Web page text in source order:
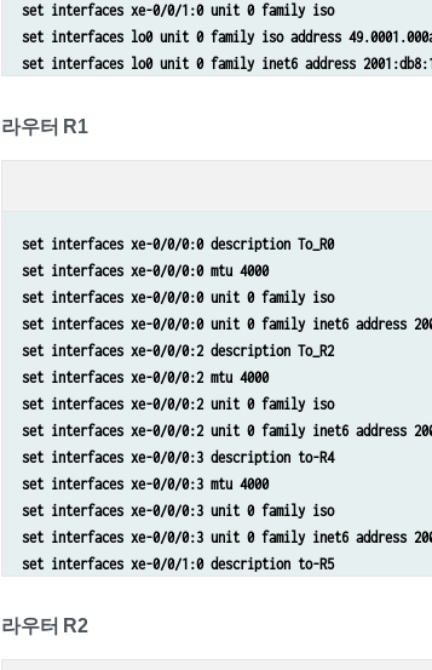
set interfaces xe-0/0/1:0 unit 0 family iso
set interfaces lo0 unit 0 family iso address
set interfaces lo0 unit 0 family inet6 address
set routing-options source-packet-routing srv6 locator
set policy-options policy-statement CE1_v4 term 1 then
set policy-options policy-statement CE1_v4 term 1 then
set routing-options autonomous-system 65550
set protocols bgp group to-R2RRv6 type internal
set protocols bgp group to-R2RRv6 export CE1_v4
set protocols bgp group to-R2RRv6 local-address
set protocols bgp group to-R2RRv6 neighbor
set protocols isis interface xe-0/0/0:0.0 level 2 srv6-
set protocols isis interface xe-0/0/0:0.0 node-link-
set protocols isis interface xe-0/0/0:0.0 point-to-point
set protocols isis interface xe-0/0/0:2.0 level 2 srv6-
set protocols isis interface xe-0/0/0:2.0 node-link-
set protocols isis interface xe-0/0/0:2.0 point-to-point
set protocols isis source-packet-routing srv6 locator
라우터 R1
set interfaces xe-0/0/0:0 description To_R0
set interfaces xe-0/0/0:0 mtu 4000
set interfaces xe-0/0/0:0 unit 0 family iso
set interfaces xe-0/0/0:0 unit 0 family inet6 address
set interfaces xe-0/0/0:2 description To_R2
set interfaces xe-0/0/0:2 mtu 4000
set interfaces xe-0/0/0:2 unit 0 family iso
set interfaces xe-0/0/0:2 unit 0 family inet6 address
set interfaces xe-0/0/0:3 description to-R4
set interfaces xe-0/0/0:3 mtu 4000
set interfaces xe-0/0/0:3 unit 0 family iso
set interfaces xe-0/0/0:3 unit 0 family inet6 address
set interfaces xe-0/0/1:0 description to-R5
set interfaces xe-0/0/1:0 unit 0 family iso
라우터 R2